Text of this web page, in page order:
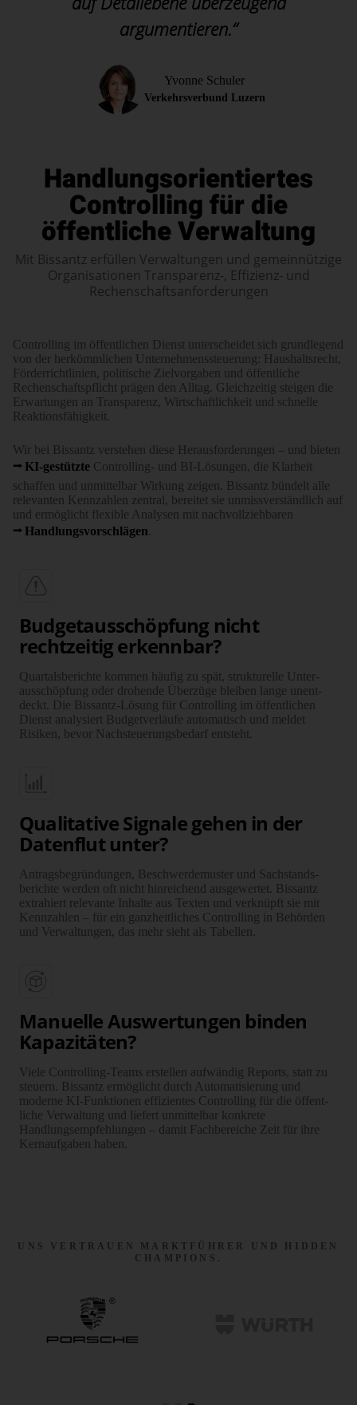
argumentieren.“
Yvonne Schuler
Verkehrsverbund Luzern
Handlungsorientiertes
Controlling für die
öffentliche Verwaltung
Mit Bissantz erfüllen Verwaltungen und gemeinnützige
Organisationen Transparenz-, Effizienz- und
Rechenschaftsanforderungen
Con­trol­ling im öffent­lichen Dienst unter­scheidet sich grund­legend
von der her­kömm­lichen Unter­nehmens­steue­rung: Haus­halts­recht,
Förder­richt­linien, poli­tische Ziel­vorgaben und öffent­liche
Rechen­schafts­pflicht prägen den All­tag. Gleich­zeitig steigen die
Erwar­tungen an Trans­parenz, Wirt­schaft­lich­keit und schnelle
Reak­tions­fähig­keit.
Wir bei Bissantz verstehen diese Herausforderungen – und bieten
KI-gestützte Controlling- und BI-Lösungen, die Klarheit
schaffen und unmittelbar Wirkung zeigen. Bissantz bündelt alle
relevanten Kenn­zahlen zentral, bereitet sie unmissverständlich auf
und ermöglicht flexible Analysen mit nachvollziehbaren
Hand­lungs­vor­schlägen
Budget­ausschöpfung nicht
rechtzeitig erkennbar?
Quartals­berichte kommen häufig zu spät, strukturelle Unter­
ausschöpfung oder drohende Über­züge bleiben lange unent­
deckt. Die Bissantz-Lösung für Controlling im öffentlichen
Dienst analysiert Budget­verläufe auto­matisch und meldet
Risiken, bevor Nach­steuerungs­bedarf entsteht.
Qualitative Signale gehen in der
Datenflut unter?
Antrags­begründungen, Beschwerde­muster und Sach­stands­
berichte werden oft nicht hinreichend ausgewertet. Bissantz
extrahiert relevante Inhalte aus Texten und verknüpft sie mit
Kenn­zahlen – für ein ganz­heitliches Controlling in Behörden
und Verwaltungen, das mehr sieht als Tabellen.
Manuelle Auswertungen binden
Kapazitäten?
Viele Controlling-Teams erstellen aufwändig Reports, statt zu
steuern. Bissantz ermöglicht durch Automatisierung und
moderne KI-Funktionen effizientes Controlling für die öffent­
liche Verwaltung und liefert unmittelbar konkrete
Handlungsempfehlungen – damit Fachbereiche Zeit für ihre
Kernaufgaben haben.
UNS VERTRAUEN MARKTFÜHRER UND HIDDEN
CHAMPIONS.